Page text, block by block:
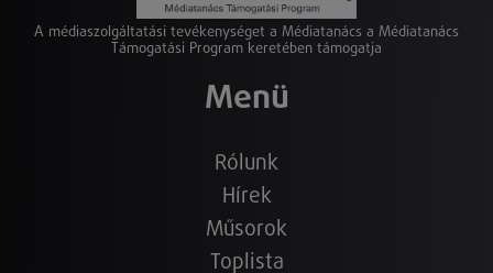
A médiaszolgáltatási tevékenységet a Médiatanács a Médiatanács
Támogatási Program keretében támogatja
Menü
Rólunk
Hírek
Műsorok
Toplista